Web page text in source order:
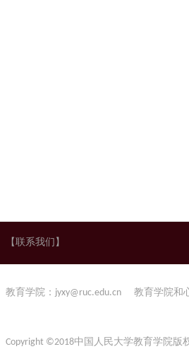
【联系我们】
教育学院：jyxy@ruc.edu.cn 教育学院和
Copyright ©2018中国人民大学教育学院版